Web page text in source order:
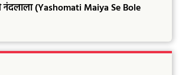
(Yashomati Maiya Se Bole